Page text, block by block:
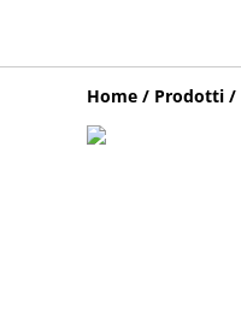
Home / Prodotti /